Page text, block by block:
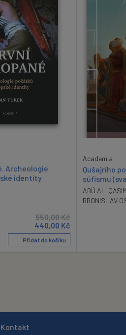
Archeologie
identity
550,00Kč
440,00 Kč
Přidat do košíku
Academia
Qušajrího
súfismu
ABÚ AL-
BRONISLAV
Kontakt